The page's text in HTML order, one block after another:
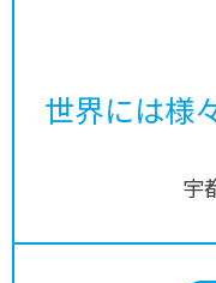
世界には様
宇